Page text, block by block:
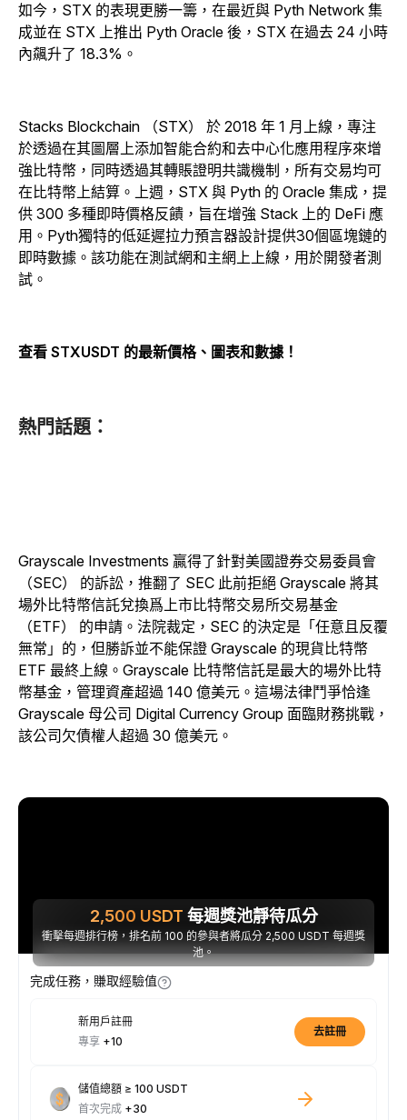
如今，STX 的表現更勝一籌，在最近與 Pyth Network 集
成並在 STX 上推出 Pyth Oracle 後，STX 在過去 24 小時
內飆升了 18.3%。
Stacks Blockchain （STX） 於 2018 年 1 月上線，專注
於透過在其圖層上添加智能合約和去中心化應用程序來增
強比特幣，同時透過其轉賬證明共識機制，所有交易均可
在比特幣上結算。上週，STX 與 Pyth 的 Oracle 集成，提
供 300 多種即時價格反饋，旨在增強 Stack 上的 DeFi 應
用。Pyth獨特的低延遲拉力預言器設計提供30個區塊鏈的
即時數據。該功能在測試網和主網上上線，用於開發者測
試。
查看 STXUSDT 的最新價格、圖表和數據！
熱門話題：
Grayscale Investments 贏得了針對美國證券交易委員會
（SEC） 的訴訟，推翻了 SEC 此前拒絕 Grayscale 將其
場外比特幣信託兌換爲上市比特幣交易所交易基金
（ETF） 的申請。法院裁定，SEC 的決定是「任意且反覆
無常」的，但勝訴並不能保證 Grayscale 的現貨比特幣
ETF 最終上線。Grayscale 比特幣信託是最大的場外比特
幣基金，管理資產超過 140 億美元。這場法律鬥爭恰逢
Grayscale 母公司 Digital Currency Group 面臨財務挑戰，
該公司欠債權人超過 30 億美元。
2,500 USDT 每週獎池靜待瓜分
衝擊每週排行榜，排名前 100 的參與者將瓜分 2,500 USDT 每週獎
池。
完成任務，賺取經驗值
新用戶註冊
專享 +10
去註冊
儲值總額 ≥ 100 USDT
首次完成 +30